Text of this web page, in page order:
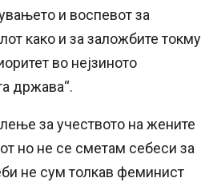
и воспевот за
како и за заложбите токму
во нејзиното
држава“.
за учеството на жените
но не се сметам себеси за
не сум толкав феминист